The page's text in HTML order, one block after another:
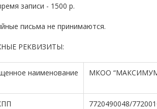
записи - 1500 р.
письма не принимаются.
РЕКВИЗИТЫ:
наименование МКОО
7720490048/